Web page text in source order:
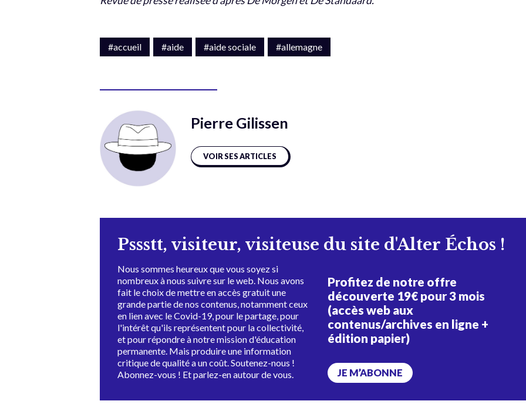
#accueil #aide #aide sociale #allemagne
Pierre Gilissen
VOIR SES ARTICLES
Pssstt, visiteur, visiteuse du site d'Alter Échos !
Nous sommes heureux que vous soyez si
nombreux à nous suivre sur le web. Nous avons
fait le choix de mettre en accès gratuit une
grande partie de nos contenus, notamment ceux
en lien avec le Covid-19, pour le partage, pour
l'intérêt qu'ils représentent pour la collectivité,
et pour répondre à notre mission d'éducation
permanente. Mais produire une information
critique de qualité a un coût. Soutenez-nous !
Abonnez-vous ! Et parlez-en autour de vous.
Profitez de notre offre
découverte 19€ pour 3 mois
(accès web aux
contenus/archives en ligne +
édition papier)
JE M’ABONNE